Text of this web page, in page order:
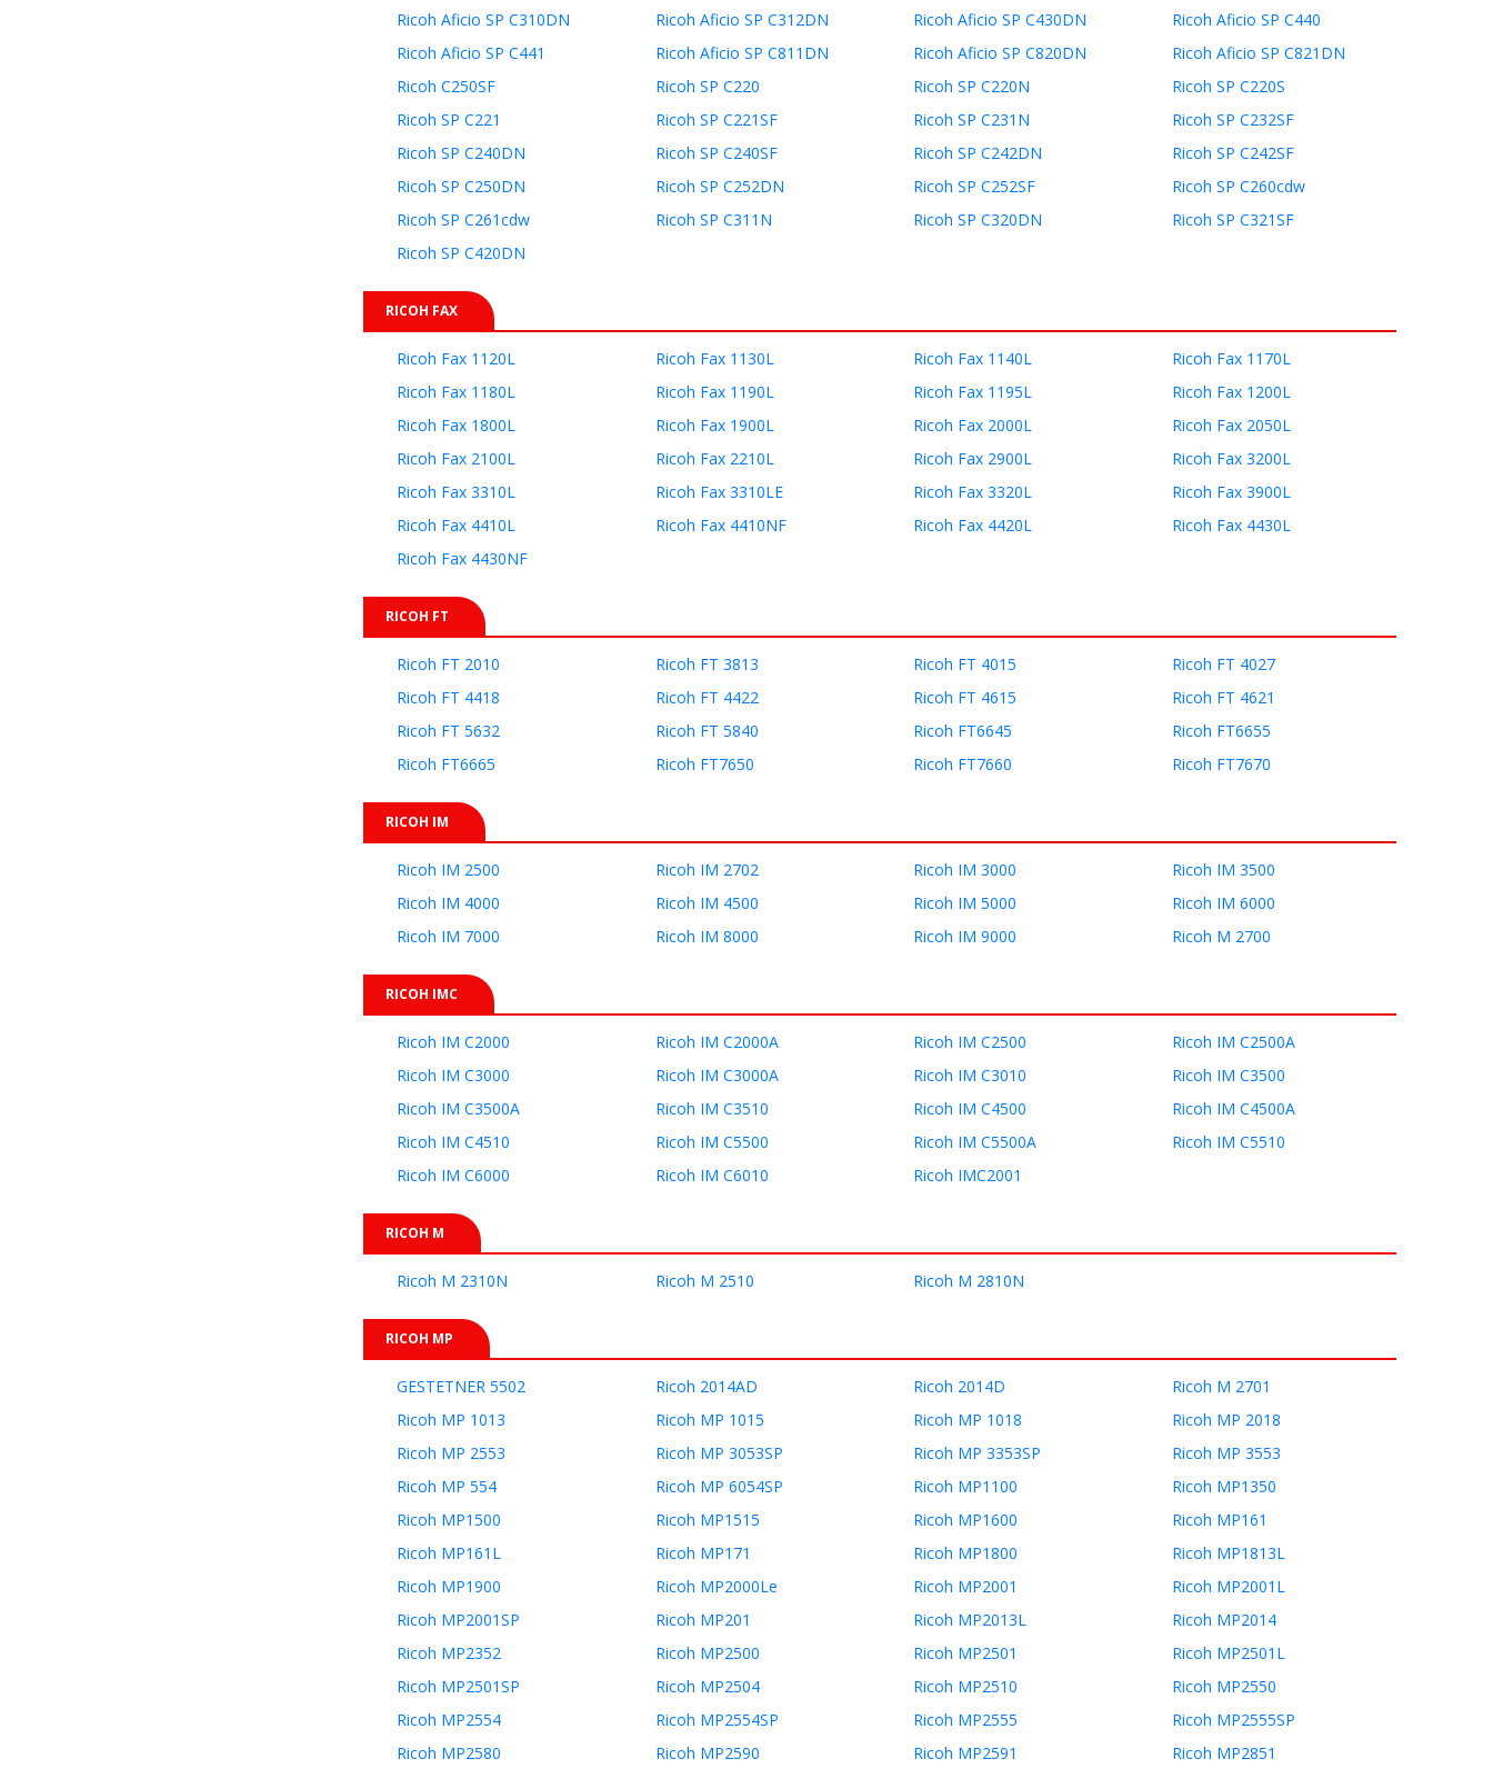
Ricoh Aficio SP C310DN
Ricoh Aficio SP C312DN Ricoh Aficio SP C430DN
Ricoh Aficio SP C440
Ricoh Aficio SP C441
Ricoh Aficio SP C811DN Ricoh Aficio SP C820DN
Ricoh Aficio SP C821DN
Ricoh C250SF
Ricoh SP C220 Ricoh SP C220N
Ricoh SP C220S
Ricoh SP C221
Ricoh SP C221SF Ricoh SP C231N
Ricoh SP C232SF
Ricoh SP C240DN
Ricoh SP C240SF Ricoh SP C242DN
Ricoh SP C242SF
Ricoh SP C250DN
Ricoh SP C252DN Ricoh SP C252SF
Ricoh SP C260cdw
Ricoh SP C261cdw
Ricoh SP C311N Ricoh SP C320DN
Ricoh SP C321SF
Ricoh SP C420DN
RICOH FAX
Ricoh Fax 1120L Ricoh Fax 1130L Ricoh Fax 1140L
Ricoh Fax 1170L
Ricoh Fax 1180L
Ricoh Fax 1190L Ricoh Fax 1195L
Ricoh Fax 1200L
Ricoh Fax 1800L
Ricoh Fax 1900L Ricoh Fax 2000L
Ricoh Fax 2050L
Ricoh Fax 2100L
Ricoh Fax 2210L Ricoh Fax 2900L
Ricoh Fax 3200L
Ricoh Fax 3310L
Ricoh Fax 3310LE Ricoh Fax 3320L
Ricoh Fax 3900L
Ricoh Fax 4410L
Ricoh Fax 4410NF Ricoh Fax 4420L
Ricoh Fax 4430L
Ricoh Fax 4430NF
RICOH FT
Ricoh FT 2010 Ricoh FT 3813 Ricoh FT 4015
Ricoh FT 4027
Ricoh FT 4418
Ricoh FT 4422 Ricoh FT 4615
Ricoh FT 4621
Ricoh FT 5632
Ricoh FT 5840 Ricoh FT6645
Ricoh FT6655
Ricoh FT6665
Ricoh FT7650 Ricoh FT7660 Ricoh FT7670
RICOH IM
Ricoh IM 2500 Ricoh IM 2702 Ricoh IM 3000
Ricoh IM 3500
Ricoh IM 4000
Ricoh IM 4500 Ricoh IM 5000
Ricoh IM 6000
Ricoh IM 7000
Ricoh IM 8000 Ricoh IM 9000 Ricoh M 2700
RICOH IMC
Ricoh IM C2000 Ricoh IM C2000A Ricoh IM C2500
Ricoh IM C2500A
Ricoh IM C3000
Ricoh IM C3000A Ricoh IM C3010
Ricoh IM C3500
Ricoh IM C3500A
Ricoh IM C3510 Ricoh IM C4500
Ricoh IM C4500A
Ricoh IM C4510
Ricoh IM C5500 Ricoh IM C5500A
Ricoh IM C5510
Ricoh IM C6000
Ricoh IM C6010 Ricoh IMC2001
RICOH M
Ricoh M 2310N Ricoh M 2510 Ricoh M 2810N
RICOH MP
GESTETNER 5502 Ricoh 2014AD Ricoh 2014D
Ricoh M 2701
Ricoh MP 1013
Ricoh MP 1015 Ricoh MP 1018
Ricoh MP 2018
Ricoh MP 2553
Ricoh MP 3053SP Ricoh MP 3353SP
Ricoh MP 3553
Ricoh MP 554
Ricoh MP 6054SP Ricoh MP1100
Ricoh MP1350
Ricoh MP1500
Ricoh MP1515 Ricoh MP1600
Ricoh MP161
Ricoh MP161L
Ricoh MP171 Ricoh MP1800
Ricoh MP1813L
Ricoh MP1900
Ricoh MP2000Le Ricoh MP2001
Ricoh MP2001L
Ricoh MP2001SP
Ricoh MP201 Ricoh MP2013L
Ricoh MP2014
Ricoh MP2352
Ricoh MP2500 Ricoh MP2501
Ricoh MP2501L
Ricoh MP2501SP
Ricoh MP2504 Ricoh MP2510
Ricoh MP2550
Ricoh MP2554
Ricoh MP2554SP Ricoh MP2555
Ricoh MP2555SP
Ricoh MP2580
Ricoh MP2590 Ricoh MP2591 Ricoh MP2851